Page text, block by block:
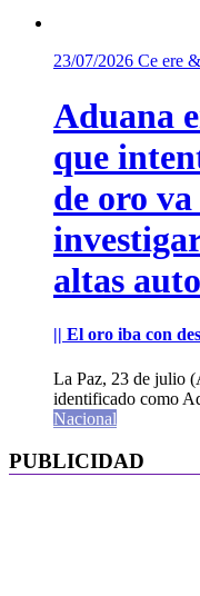
23/07/2026 Ce ere
Aduana
que
de oro
altas
|| El oro iba con
La Paz, 23 de julio
identificado como
Nacional
PUBLICIDAD